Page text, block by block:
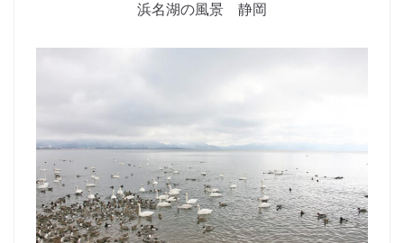
浜名湖の風景 静岡